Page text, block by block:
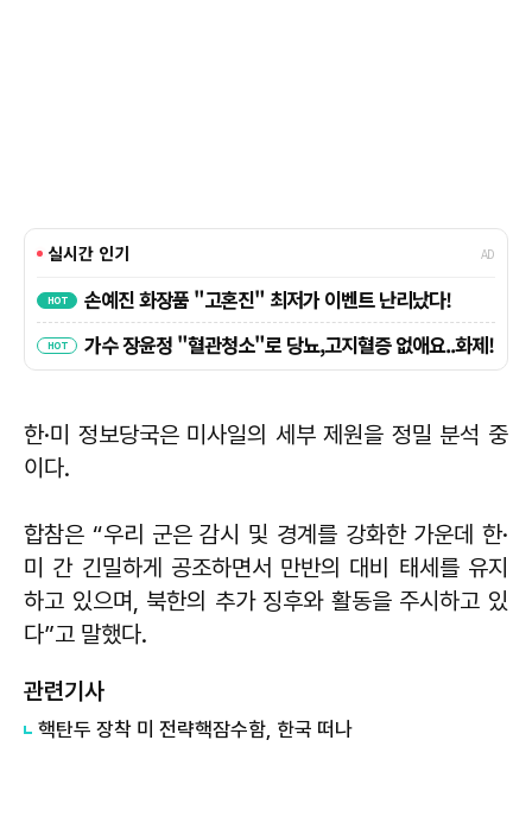
한·미 정보당국은 미사일의 세부 제원을 정밀 분석 중
이다.
합참은 “우리 군은 감시 및 경계를 강화한 가운데 한·
미 간 긴밀하게 공조하면서 만반의 대비 태세를 유지
하고 있으며, 북한의 추가 징후와 활동을 주시하고 있
다”고 말했다.
관련기사
​핵탄두 장착 미 전략핵잠수함, 한국 떠나